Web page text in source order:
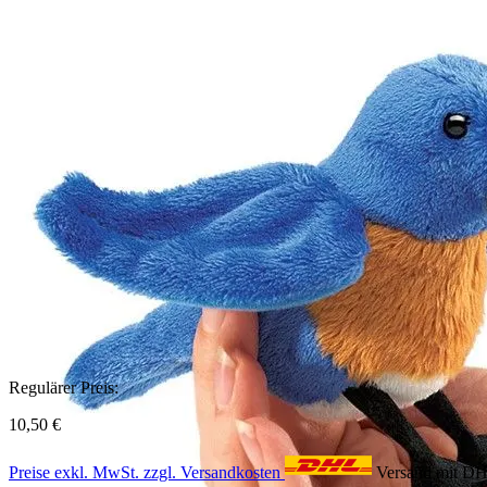
Regulärer Preis:
10,50 €
Preise exkl. MwSt. zzgl. Versandkosten Versand mit